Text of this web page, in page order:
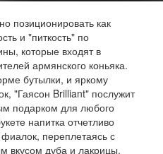
позиционировать как
и "питкость" по
которые входят в
армянского коньяка.
бутылки, и яркому
"Гаясон Brilliant" послужит
подарком для любого
напитка отчетливо
переплетаясь с
вкусом дуба и лакрицы.